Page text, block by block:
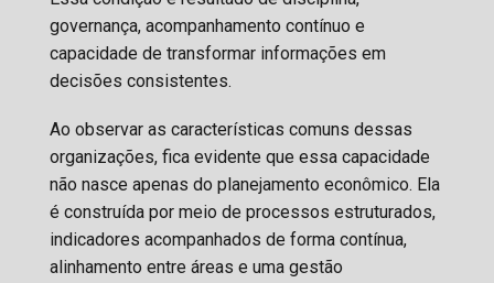
governança, acompanhamento contínuo e
capacidade de transformar informações em
decisões consistentes.
Ao observar as características comuns dessas
organizações, fica evidente que essa capacidade
não nasce apenas do planejamento econômico. Ela
é construída por meio de processos estruturados,
indicadores acompanhados de forma contínua,
alinhamento entre áreas e uma gestão